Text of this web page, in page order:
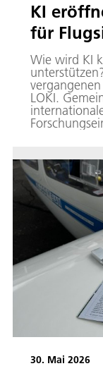
KI
für
Wie wird KI
LOKI.
von KI in
30. Mai 2026